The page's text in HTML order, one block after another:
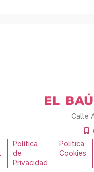
Calle
Política
de
Privacidad
Política
Cookies